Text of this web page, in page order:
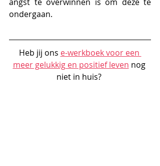
ondergaan.
Heb jij ons e-werkboek voor een
meer gelukkig en positief leven nog
niet in huis?